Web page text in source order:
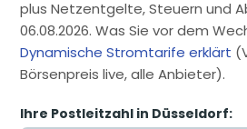
plus Netzentgelte, Steuern und
06.08.2026. Was Sie vor dem
Dynamische Stromtarife erklärt
Börsenpreis live, alle Anbieter).
Ihre Postleitzahl in Düsseldorf: